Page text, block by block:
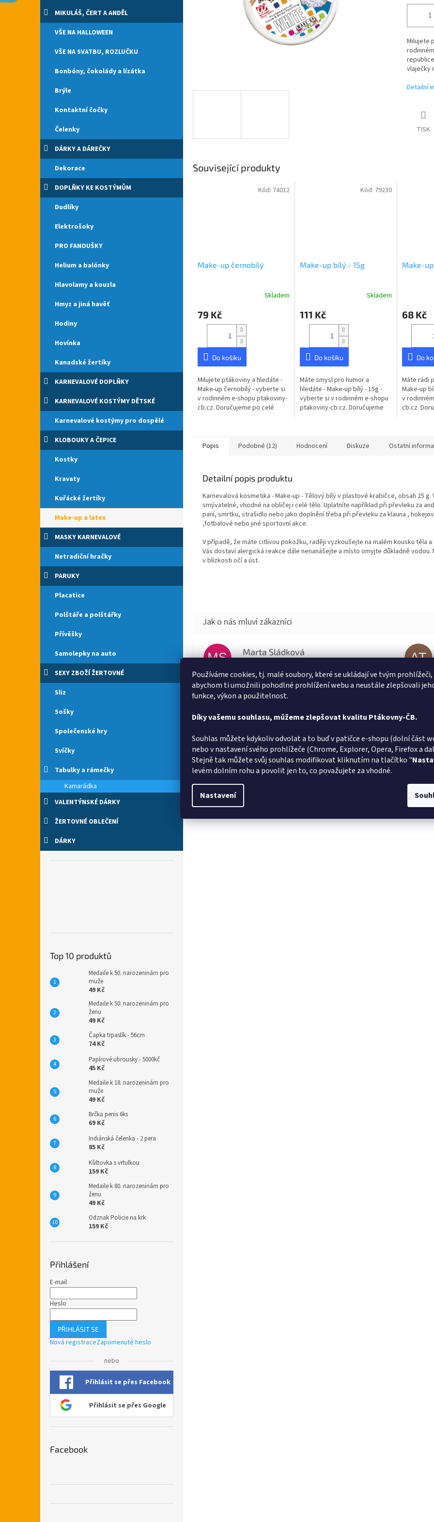
Používáme cookies, tj. malé soubory, které se ukládají ve tvým prohlížeči,
abychom ti umožnili pohodlné prohlížení webu a neustále zlepšovali
funkce, výkon a použitelnost.
Díky vašemu souhlasu, můžeme zlepšovat kvalitu Ptákovny-ČB.
Souhlas můžete kdykoliv odvolat a to buď v patičce e-shopu (dolní část
nebo v nastavení svého prohlížeče (Chrome, Explorer, Opera, Firefox a
Stejně tak můžete svůj souhlas modifikovat kliknutím na tlačítko "
levém dolním rohu a povolit jen to, co považujete za vhodné.
Nastavení
e
l
MIKULÁŠ, ČERT A ANDĚL
VŠE NA HALLOWEEN
VŠE NA SVATBU, ROZLUČKU
Bonbóny, čokolády a lízátka
Brýle
Kontaktní čočky
Čelenky
DÁRKY A DÁREČKY
Dekorace
DOPLŇKY KE KOSTÝMŮM
Dudlíky
Elektrošoky
PRO FANOUŠKY
Helium a balónky
Hlavolamy a kouzla
Hmyz a jiná havěť
Hodiny
Hovínka
Kanadské žertíky
KARNEVALOVÉ DOPLŇKY
KARNEVALOVÉ KOSTÝMY DĚTSKÉ
Karnevalové kostýmy pro dospělé
KLOBOUKY A ČEPICE
Kostky
Kravaty
Kuřácké žertíky
Make-up a latex
MASKY KARNEVALOVÉ
Netradiční hračky
PARUKY
Placatice
Polštáře a polštářky
Přívěšky
Samolepky na auto
SEXY ZBOŽÍ ŽERTOVNÉ
Sliz
Sošky
Společenské hry
Svíčky
Tabulky a rámečky
Kamarádka
VALENTÝNSKÉ DÁRKY
ŽERTOVNÉ OBLEČENÍ
DÁRKY
Top 10 produktů
Medaile k 50. narozeninám pro
muže
49 Kč
Medaile k 50. narozeninám pro
ženu
49 Kč
Čapka trpaslík - 56cm
74 Kč
Papírové ubrousky - 5000kč
45 Kč
Medaile k 18. narozeninám pro
muže
49 Kč
Brčka penis 6ks
69 Kč
Indiánská čelenka - 2 pera
85 Kč
Kšiltovka s vrtulkou
159 Kč
Medaile k 80. narozeninám pro
ženu
49 Kč
Odznak Policie na krk
159 Kč
Přihlášení
E-mail
Heslo
PŘIHLÁSIT SE
Nová registraceZapomenuté heslo
nebo
Přihlásit se přes Facebook
Přihlásit se přes Google
Facebook
Milujete
vlaječky
Detailní
TISK
Související produkty
Make-up černobílý
Skladem
79 Kč
Do košíku
Milujete ptákoviny a hledáte -
Make-up černobílý - vyberte si
v rodinném e-shopu ptakoviny-
cb.cz. Doručujeme po celé
Kód: 74012
Make-up bílý - 15g
Skladem
111 Kč
Do košíku
Máte smysl pro humor a
hledáte - Make-up bílý - 15g -
vyberte si v rodinném e-shopu
ptakoviny-cb.cz. Doručujeme
Kód: 79230
Make-
68 Kč
Do
Máte rádi
Make-up
v
cb.cz.
Popis Podobné (12) Hodnocení Diskuze Ostatní
Detailní popis produktu
Karnevalová kosmetika - Make-up - Tělový bílý v plastové krabičce, obsah 25 g.
smývatelné, vhodné na obličej i celé tělo. Uplatníte například při převleku za
paní, smrtku, strašidlo nebo jako doplnění třeba při převleku za klauna ,
,fotbalové nebo jiné sportovní akce.
V případě, že máte citlivou pokožku, raději vyzkoušejte na malém kousku těla a
Vás dostaví alergická reakce dále nenanášejte a místo omyjte důkladně vodou.
v blízkosti očí a úst.
MS Marta Sládková
Rychlé doručení
AT
Vše v
JZ Hodnocení obchodu je 5 z 5 hvězdiček.
1.8.2026
Rychlé dodání zboží super Velmi